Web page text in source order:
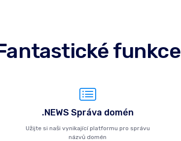
funkce
.NEWS Správa domén
Užijte si naši vynikající platformu pro správu
názvů domén